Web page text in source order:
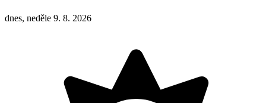
dnes, neděle 9. 8. 2026